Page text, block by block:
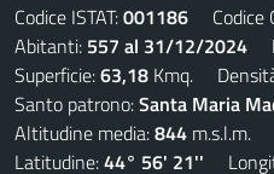
Codice ISTAT:001186 Codice
Abitanti: 557 al 31/12/2024
Superficie:63,18 Kmq.
Santo patrono:Santa Maria
Altitudine media:844 m.s.l.m.
Latitudine:44° 56' 21''